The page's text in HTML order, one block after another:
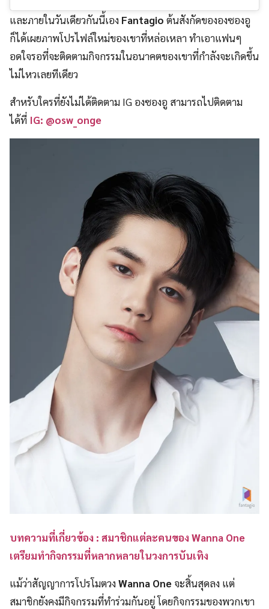
และภายในวันเดียวกันนี้เอง Fantagio ต้นสังกัดขององซองอู
ก็ได้เผยภาพโปรไฟล์ใหม่ของเขาที่หล่อเหลา ทำเอาแฟนๆ
อดใจรอที่จะติดตามกิจกรรมในอนาคตของเขาที่กำลังจะเกิดขึ้น
ไม่ไหวเลยทีเดียว
สำหรับใครที่ยังไม่ได้ติดตาม IG องซองอู สามารถไปติดตาม
ได้ที่ IG: @osw_onge
บทความที่เกี่ยวข้อง : สมาชิกแต่ละคนของ Wanna One
เตรียมทำกิจกรรมที่หลากหลายในวงการบันเทิง
แม้ว่าสัญญาการโปรโมตวงWanna One จะสิ้นสุดลง แต่
สมาชิกยังคงมีกิจกรรมที่ทำร่วมกันอยู่ โดยกิจกรรมของพวกเขา